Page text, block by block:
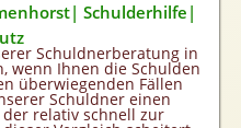
Schulderhilfe|
Schuldnerberatung in
wenn Ihnen die Schulden
überwiegenden Fällen
Schuldner einen
relativ schnell zur